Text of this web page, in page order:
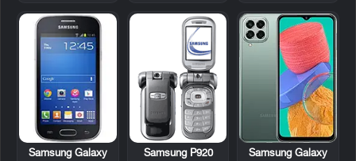
Samsung Galaxy
Samsung P920
Samsung Galaxy